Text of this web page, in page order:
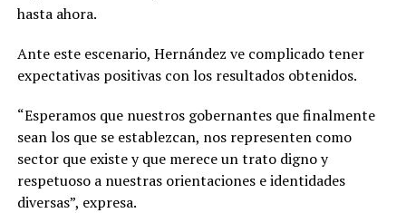
hasta ahora.
Ante este escenario, Hernández ve complicado tener
expectativas positivas con los resultados obtenidos.
“Esperamos que nuestros gobernantes que finalmente
sean los que se establezcan, nos representen como
sector que existe y que merece un trato digno y
respetuoso a nuestras orientaciones e identidades
diversas”, expresa.